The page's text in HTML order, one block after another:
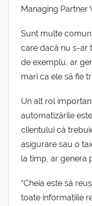
Managing Partner
Sunt multe
care dacă nu s-ar
de exemplu, ar
mari ca ele să fie
Un alt rol
automatizările
clientului că
asigurare sau o
la timp, ar genera
“Cheia este să
toate informațiile